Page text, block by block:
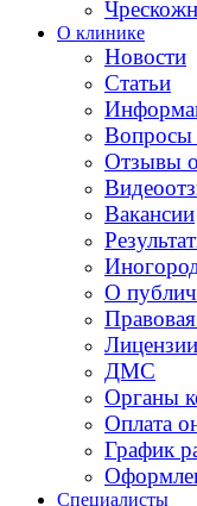
О клинике
Новости
Статьи
Вопросы
Отзывы
Вакансии
О
Лицензии
ДМС
Органы
Оплата
График
Специалисты